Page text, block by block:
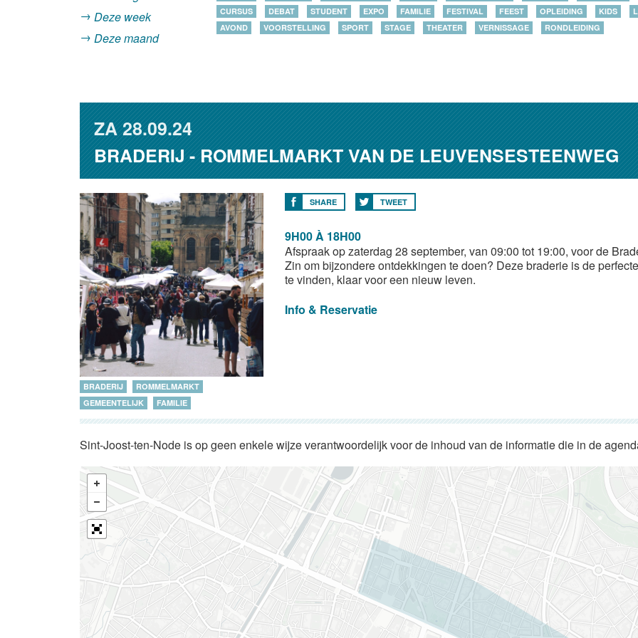
Deze week
Deze maand
CURSUS DEBAT STUDENT EXPO FAMILIE FESTIVAL FEEST OPLEIDING KIDS
AVOND
VOORSTELLING SPORT STAGE THEATER VERNISSAGE RONDLEIDING
ZA28.09.24
BRADERIJ - ROMMELMARKT VAN DE LEUVENSESTEENWEG
BRADERIJ
ROMMELMARKT
GEMEENTELIJK
FAMILIE
SHARE TWEET
9H00 À 18H00
Afspraak op zaterdag 28 september, van 09:00 tot 19:00, voor de
Zin om bijzondere ontdekkingen te doen? Deze braderie is de
te vinden, klaar voor een nieuw leven.
Info & Reservatie
Sint-Joost-ten-Node is op geen enkele wijze verantwoordelijk voor de inhoud van de informatie die in de